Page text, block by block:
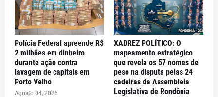
Polícia Federal apreende R$
2 milhões em dinheiro
durante ação contra
lavagem de capitais em
Porto Velho
Agosto 04, 2026
XADREZ POLÍTICO: O
mapeamento estratégico
que revela os 57 nomes de
peso na disputa pelas 24
cadeiras da Assembleia
Legislativa de Rondônia